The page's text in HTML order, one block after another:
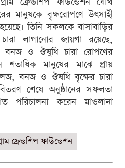
মানুষকে বৃক্ষরোপণে উৎসাহী
তিনি সকলকে বাসাবাড়ির
লাগানোর জায়গা রয়েছে,
ও ঔষুধি চারা রোপণের
শতাধিক মানুষের মাঝে প্রায়
বনজ ও ঔষধি বৃক্ষের চারা
শেষে অনুষ্ঠানের সফলতা
পরিচালনা করেন মাওলানা
ফ্রেন্ডশিপ ফাউন্ডেশন